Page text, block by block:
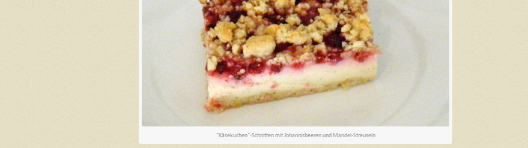
"Käsekuchen"-Schnitten mit Johannisbeeren und Mandel-Streuseln